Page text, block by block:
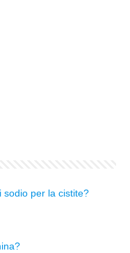
sodio per la cistite?